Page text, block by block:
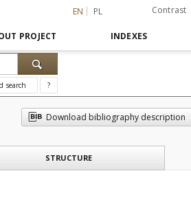
EN PL Contrast
PROJECT INDEXES
search ?
Download bibliography description
STRUCTURE